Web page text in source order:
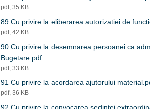
pdf, 35 KB
89 Cu privire la eliberarea autorizatiei de
pdf, 42 KB
90 Cu privire la desemnarea persoanei ca
Bugetare.pdf
pdf, 33 KB
91 Cu privire la acordarea ajutorului
pdf, 36 KB